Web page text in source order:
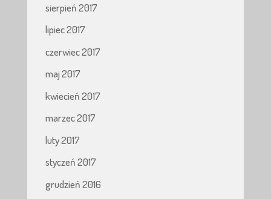
sierpień 2017
lipiec 2017
czerwiec 2017
maj 2017
kwiecień 2017
marzec 2017
luty 2017
styczeń 2017
grudzień 2016